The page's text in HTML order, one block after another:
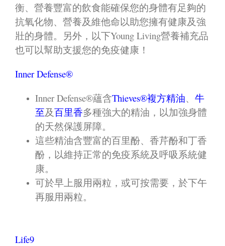
衡、營養豐富的飲食能確保您的身體有足夠的
抗氧化物、營養及維他命以助您擁有健康及強
壯的身體。另外，以下Young Living營養補充品
也可以幫助支援您的免疫健康！
Inner Defense®
Inner Defense®蘊含Thieves®複方精油、 牛
至及百里香多種強大的精油，以加強身體
的天然保護屏障。
這些精油含豐富的百里酚、香芹酚和丁香
酚，以維持正常的免疫系統及呼吸系統健
康。
可於早上服用兩粒，或可按需要，於下午
再服用兩粒。
Life9